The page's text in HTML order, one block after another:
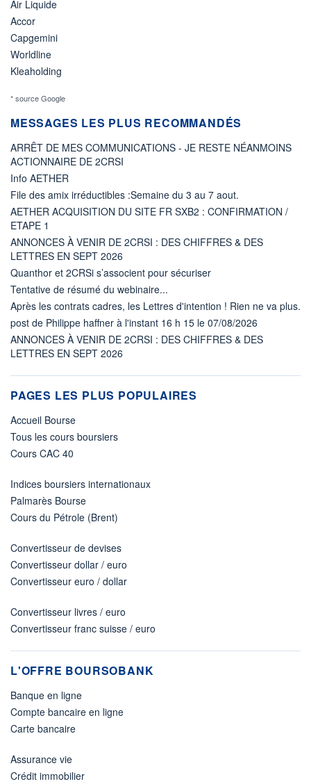
Air Liquide
Accor
Capgemini
Worldline
Kleaholding
* source Google
MESSAGES LES PLUS RECOMMANDÉS
ARRÊT DE MES COMMUNICATIONS - JE RESTE NÉANMOINS
ACTIONNAIRE DE 2CRSI
Info AETHER
File des amix irréductibles :Semaine du 3 au 7 aout.
AETHER ACQUISITION DU SITE FR SXB2 : CONFIRMATION /
ETAPE 1
ANNONCES À VENIR DE 2CRSI : DES CHIFFRES & DES
LETTRES EN SEPT 2026
Quanthor et 2CRSi s’associent pour sécuriser
Tentative de résumé du webinaire...
Après les contrats cadres, les Lettres d'intention ! Rien ne va plus.
post de Philippe haffner à l'instant 16 h 15 le 07/08/2026
ANNONCES À VENIR DE 2CRSI : DES CHIFFRES & DES
LETTRES EN SEPT 2026
PAGES LES PLUS POPULAIRES
Accueil Bourse
Tous les cours boursiers
Cours CAC 40
Indices boursiers internationaux
Palmarès Bourse
Cours du Pétrole (Brent)
Convertisseur de devises
Convertisseur dollar / euro
Convertisseur euro / dollar
Convertisseur livres / euro
Convertisseur franc suisse / euro
L'OFFRE BOURSOBANK
Banque en ligne
Compte bancaire en ligne
Carte bancaire
Assurance vie
Crédit immobilier